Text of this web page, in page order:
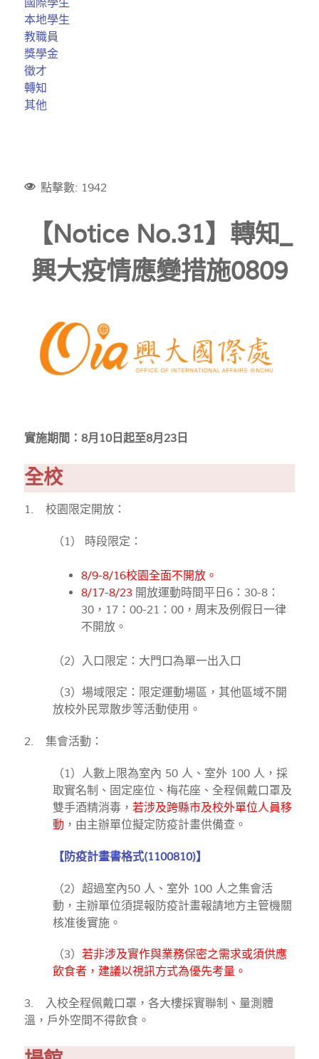
國際學生
本地學生
教職員
獎學金
徵才
轉知
其他
點擊數: 1942
【Notice No.31】轉知_
興大疫情應變措施0809
實施期間：8月10日起至8月23日
全校
1. 校園限定開放：
（1） 時段限定：
8/9-8/16校園全面不開放。
8/17-8/23 開放運動時間平日6：30-8：
30，17：00-21：00，周末及例假日一律
不開放。
（2）入口限定：大門口為單一出入口
（3）場域限定：限定運動場區，其他區域不開
放校外民眾散步等活動使用。
2. 集會活動：
（1）人數上限為室內 50 人、室外 100 人，採
取實名制、固定座位、梅花座、全程佩戴口罩及
雙手酒精消毒， 若涉及跨縣市及校外單位人員移
動 ，由主辦單位擬定防疫計畫供備查。
【防疫計畫書格式(1100810)】
（2）超過室內50 人、室外 100 人之集會活
動，主辦單位須提報防疫計畫報請地方主管機關
核准後實施。
（3） 若非涉及實作與業務保密之需求或須供應
飲食者，建議以視訊方式為優先考量。
3. 入校全程佩戴口罩，各大樓採實聯制、量測體
溫，戶外空間不得飲食。